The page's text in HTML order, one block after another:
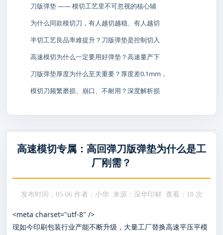
高速模切专属：高回弹刀版弹垫为什么是工
厂刚需？
发布时间：05-06 作者：小华 来源：深华印材 查看： 18 次
<meta charset="utf-8" />
现如今印刷包装行业产能不断升级，大量工厂替换高速平压平模
刀版弹垫 —— 模切工艺里不可忽视的核心辅
为什么同款模切刀，有人越切越稳、有人越切
半切工艺良品率难提升？刀版弹垫是控制切入
高速模切为什么一定要用好弹垫？高速量产下
刀版弹垫厚度为什么至关重要？厚度差0.1mm，
模切刀频繁磨损、崩口、不耐用？深度解析损